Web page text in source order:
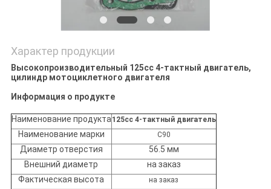
Характер продукции
Высокопроизводительный 125cc 4-тактный двигатель,
цилиндр мотоциклетного двигателя
Информация о продукте
Наименование продукта125cc 4-тактный двигатель
Наименование марки C90
Диаметр отверстия
56.5 мм
Внешний диаметр
на заказ
Фактическая высота
на заказ